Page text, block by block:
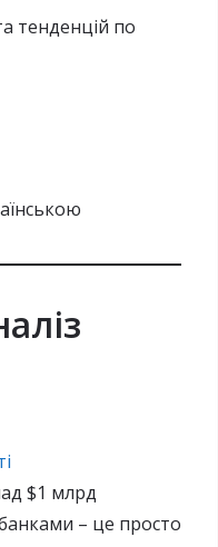
тенденцій по
$1 млрд
банками – це просто